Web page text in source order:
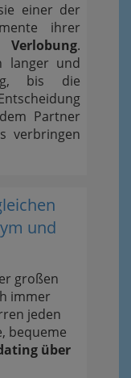
einer der
ihrer
.
langer und
bis die
Partner
verbringen
und
großen
immer
jeden
bequeme
über